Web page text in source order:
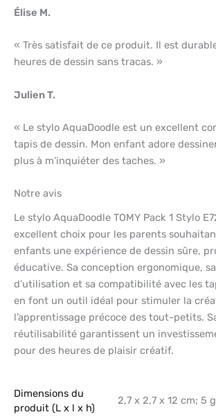
Élise M.
« Très satisfait de ce produit. Il est
heures de dessin sans tracas. »
Julien T.
« Le stylo AquaDoodle est un excellent
tapis de dessin. Mon enfant adore
plus à m’inquiéter des taches. »
Notre avis
Le stylo AquaDoodle TOMY Pack 1 Stylo
excellent choix pour les parents
enfants une expérience de dessin sûre,
éducative. Sa conception ergonomique,
d’utilisation et sa compatibilité avec les
en font un outil idéal pour stimuler la
l’apprentissage précoce des tout-petits.
réutilisabilité garantissent un
pour des heures de plaisir créatif.
Dimensions du
produit (L x l x h)
‎2,7 x 2,7 x 12 cm; 5